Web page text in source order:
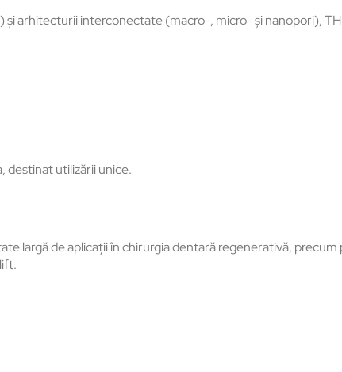
arhitecturii interconectate (macro-, micro- și nanopori),
destinat utilizării unice.
largă de aplicații în chirurgia dentară regenerativă,